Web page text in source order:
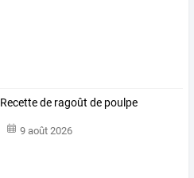
Recette de ragoût de poulpe
9 août 2026